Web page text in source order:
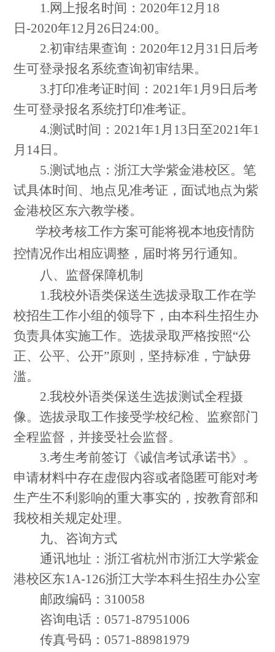
1.网上报名时间： 2020年12月 18
日-2020年12月 26 日 24:00。
2.初审结果查询： 2020年12月 31 日后考
生可登录报名系统查询初审结果。
3.打印准考证时间： 2021年1 月9 日后考
生可登录报名系统打印准考证。
4.测试时间： 2021年1 月 13 日至2021年1
月 14日。
5.测试地点：浙江大学紫金港校区。笔
试具体时间、地点见准考证，面试地点为紫
金港校区东六教学楼。
学校考核工作方案可能将视本地疫情防
控情况作出相应调整，届时将另行通知。
八、监督保障机制
1.我校外语类保送生选拔录取工作在学
校招生工作小组的领导下，由本科生招生办
负责具体实施工作。选拔录取严格按照“公
正、公平、公开”原则，坚持标准，宁缺毋
滥。
2.我校外语类保送生选拔测试全程摄
像。选拔录取工作接受学校纪检、监察部门
全程监督，并接受社会监督。
3.考生考前签订《诚信考试承诺书》。
申请材料中存在虚假内容或者隐匿可能对考
生产生不利影响的重大事实的，按教育部和
我校相关规定处理。
九、咨询方式
通讯地址：浙江省杭州市浙江大学紫金
港校区东1A-126浙江大学本科生招生办公室
邮政编码： 310058
咨询电话：0571-87951006
传真号码：0571-88981979